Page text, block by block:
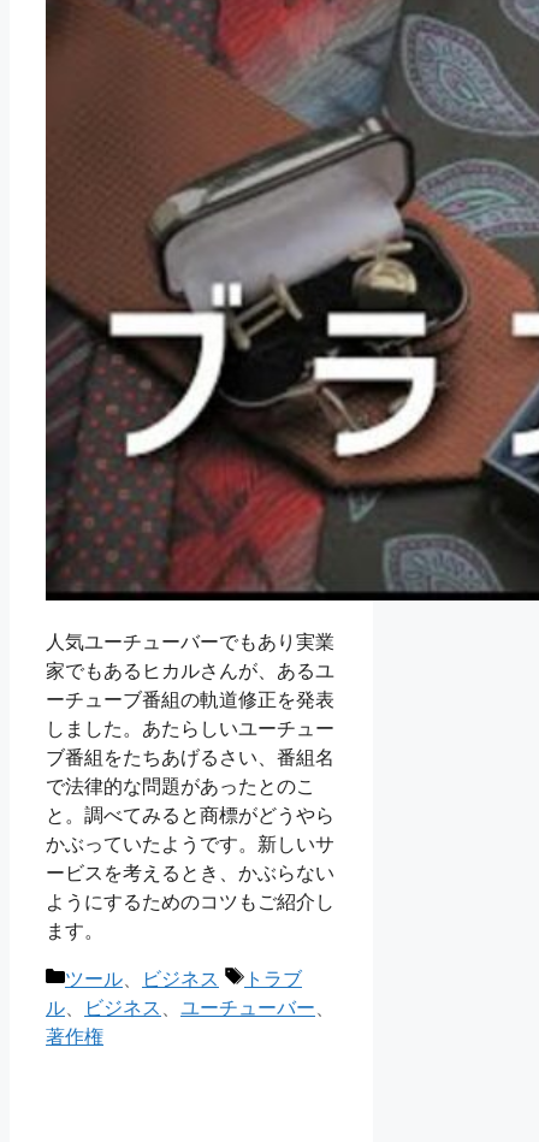
人気ユーチューバーでもあり実業
家でもあるヒカルさんが、あるユ
ーチューブ番組の軌道修正を発表
しました。あたらしいユーチュー
ブ番組をたちあげるさい、番組名
で法律的な問題があったとのこ
と。調べてみると商標がどうやら
かぶっていたようです。新しいサ
ービスを考えるとき、かぶらない
ようにするためのコツもご紹介し
ます。
カ
テ
ゴ
ツール ビジネス
タ
グ
トラブ
ル
ビジネス ユーチューバー
著作権